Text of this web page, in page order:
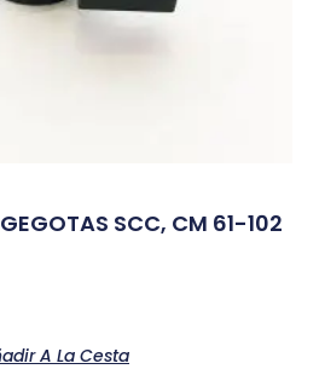
SCC, CM 61-102
A La Cesta